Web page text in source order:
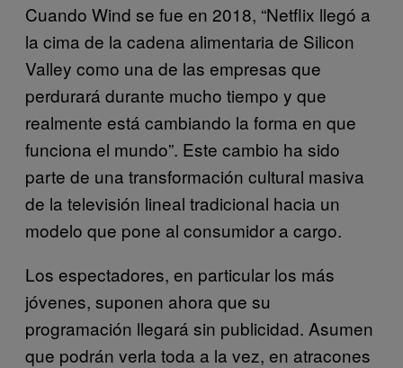
Cuando Wind se fue en 2018, “Netflix llegó a
la cima de la cadena alimentaria de Silicon
Valley como una de las empresas que
perdurará durante mucho tiempo y que
realmente está cambiando la forma en que
funciona el mundo”. Este cambio ha sido
parte de una transformación cultural masiva
de la televisión lineal tradicional hacia un
modelo que pone al consumidor a cargo.
Los espectadores, en particular los más
jóvenes, suponen ahora que su
programación llegará sin publicidad. Asumen
que podrán verla toda a la vez, en atracones